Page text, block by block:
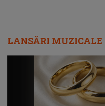
LANSĂRI MUZICALE